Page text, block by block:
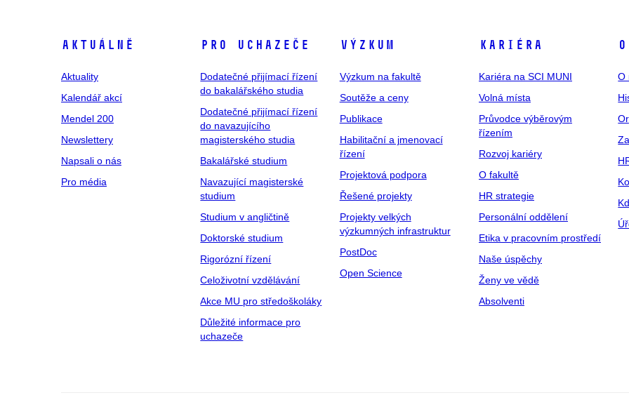
Aktuálně
Aktuality
Kalendář akcí
Mendel 200
Newslettery
Napsali o nás
Pro média
Pro uchazeče
Dodatečné přijímací řízení
do bakalářského studia
Dodatečné přijímací řízení
do navazujícího
magisterského studia
Bakalářské studium
Navazující magisterské
studium
Studium v angličtině
Doktorské studium
Rigorózní řízení
Celoživotní vzdělávání
Akce MU pro středoškoláky
Důležité informace pro
uchazeče
Výzkum
Výzkum na fakultě
Soutěže a ceny
Publikace
Habilitační a jmenovací
řízení
Projektová podpora
Řešené projekty
Projekty velkých
výzkumných infrastruktur
PostDoc
Open Science
Kariéra
Kariéra na SCI MUNI
Volná místa
Průvodce výběrovým
řízením
Rozvoj kariéry
O fakultě
HR strategie
Personální oddělení
Etika v pracovním prostředí
Naše úspěchy
Ženy ve vědě
Absolventi
O